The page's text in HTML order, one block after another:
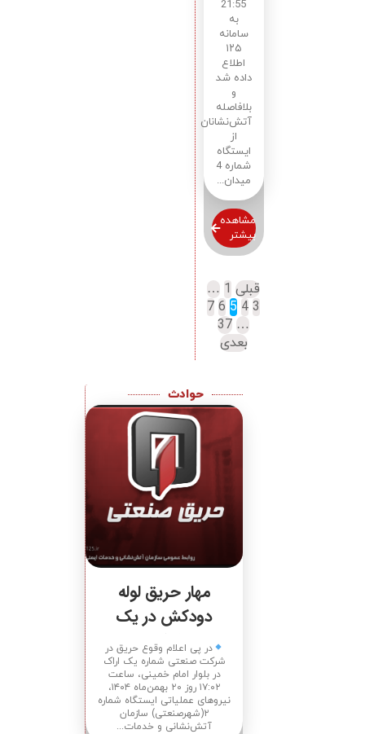
21:55
به
سامانه
۱۲۵
اطلاع
داده شد
و
بلافاصله
آتش‌نشانان
از
ایستگاه
شماره 4
میدان...
مشاهده
بیشتر
قبلی 1
…
3
4
5
6
7
…
37
بعدی
مهار حریق لوله
دودکش در یک
شرکت
در پی اعلام وقوع حریق در
شرکت صنعتی شماره یک اراک
در بلوار امام خمینی، ساعت
۱۷:۰۲ روز ۲۰ بهمن‌ماه ۱۴۰۴،
نیروهای عملیاتی ایستگاه شماره
۲(شهرصنعتی) سازمان
آتش‌نشانی و خدمات...
حوادث